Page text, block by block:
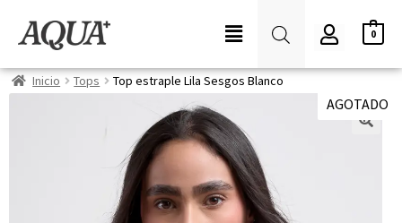
0
Inicio Tops Top estraple Lila Sesgos Blanco
AGOTADO